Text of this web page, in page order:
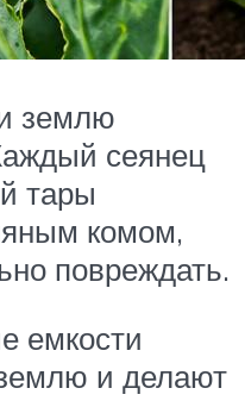
землю
сеянец
тары
комом,
повреждать.
емкости
и делают